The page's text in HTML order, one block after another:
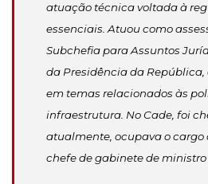
atuação técnica voltada à
essenciais. Atuou como
Subchefia para Assuntos
da Presidência da
em temas relacionados às
infraestrutura. No Cade, foi
atualmente, ocupava o cargo
chefe de gabinete de ministro